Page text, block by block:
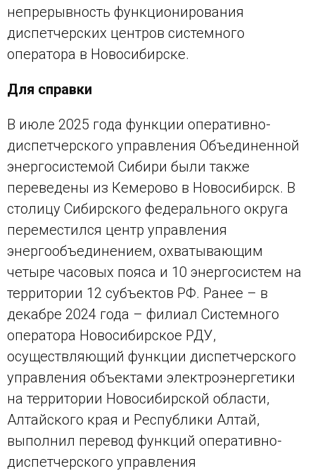
непрерывность функционирования
диспетчерских центров системного
оператора в Новосибирске.
Для справки
В июле 2025 года функции оперативно-
диспетчерского управления Объединенной
энергосистемой Сибири были также
переведены из Кемерово в Новосибирск. В
столицу Сибирского федерального округа
переместился центр управления
энергообъединением, охватывающим
четыре часовых пояса и 10 энергосистем на
территории 12 субъектов РФ. Ранее – в
декабре 2024 года – филиал Системного
оператора Новосибирское РДУ,
осуществляющий функции диспетчерского
управления объектами электроэнергетики
на территории Новосибирской области,
Алтайского края и Республики Алтай,
выполнил перевод функций оперативно-
диспетчерского управления